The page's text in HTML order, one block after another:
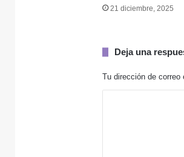
21 diciembre, 2025
Deja una
Tu dirección de correo